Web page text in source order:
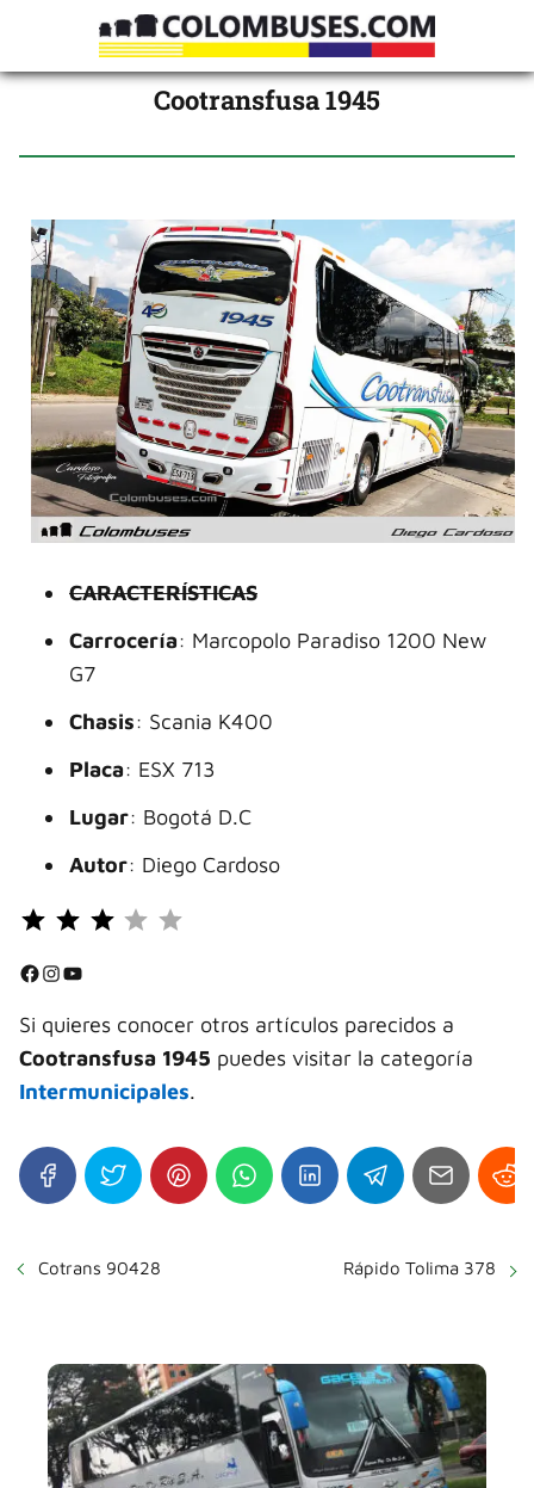
Cootransfusa 1945
CARACTERÍSTICAS
Carrocería: Marcopolo Paradiso 1200 New
G7
Chasis: Scania K400
Placa: ESX 713
Lugar: Bogotá D.C
Autor: Diego Cardoso
⭐
⭐
Facebook InstagramYouTube
Si quieres conocer otros artículos parecidos a
Cootransfusa 1945 puedes visitar la categoría
Intermunicipales.
Cotrans 90428 Rápido Tolima 378